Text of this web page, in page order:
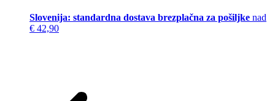
Slovenija: standardna dostava brezplačna za pošiljke nad
€ 42,90